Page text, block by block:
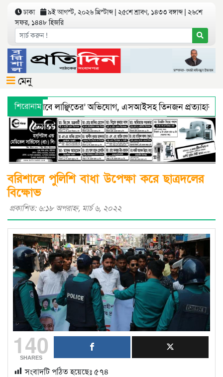
ঢাকা
৯ই আগস্ট, ২০২৬ খ্রিস্টাব্দ | ২৫শে শ্রাবণ, ১৪৩৩ বঙ্গাব্দ | ২৬শে
সফর, ১৪৪৮ হিজরি
মেনু
শিরোনাম
‘শারীরিকভাবে লাঞ্ছিতের’ অভিযোগ, এসআইসহ তিনজন প্রত্যাহার
মহাপরিচালকের হুশিয়ারী
বরিশালে শ্রমিকদের
বরিশালে পুলিশি বাধা উপেক্ষা করে ছাত্রদলের
বিক্ষোভ
প্রকাশিত: ৬:১৮ অপরাহ্ণ, মার্চ ৬, ২০২২
140
SHARES
সংবাদটি পঠিত হয়েছেঃ ৫৭৪